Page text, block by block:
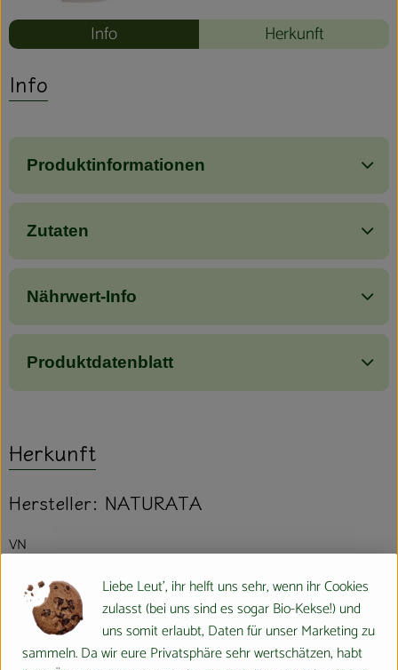
Info Herkunft
Info
Produktinformationen
Zutaten
Nährwert-Info
Produktdatenblatt
Herkunft
Hersteller: NATURATA
VN
Naturata AG
Liebe Leut', ihr helft uns sehr, wenn ihr Cookies
zulasst (bei uns sind es sogar Bio-Kekse!) und
uns somit erlaubt, Daten für unser Marketing zu
sammeln. Da wir eure Privatsphäre sehr wertschätzen, habt